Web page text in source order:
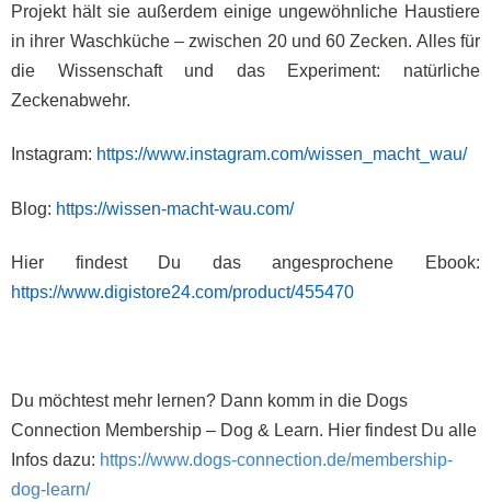
Projekt hält sie außerdem einige ungewöhnliche Haustiere
in ihrer Waschküche – zwischen 20 und 60 Zecken. Alles für
die Wissenschaft und das Experiment: natürliche
Zeckenabwehr.
Instagram: https://www.instagram.com/wissen_macht_wau/
Blog: https://wissen-macht-wau.com/
Hier findest Du das angesprochene Ebook:
https://www.digistore24.com/product/455470
Du möchtest mehr lernen? Dann komm in die Dogs
Connection Membership – Dog & Learn. Hier findest Du alle
Infos dazu: https://www.dogs-connection.de/membership-
dog-learn/